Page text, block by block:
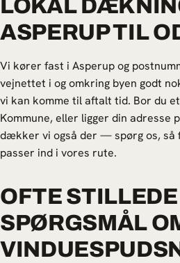
LOKAL
ASPERUP TIL
Vi kører fast i Asperup og
vejnettet i og omkring byen godt
vi kan komme til aftalt tid. Bor du
Kommune, eller ligger din adresse
dækker vi også der — spørg os, så
passer ind i vores rute.
OFTE STILLEDE
SPØRGSMÅL